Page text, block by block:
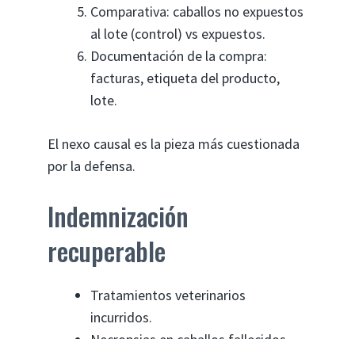
Comparativa: caballos no expuestos
al lote (control) vs expuestos.
Documentación de la compra:
facturas, etiqueta del producto,
lote.
El nexo causal es la pieza más cuestionada
por la defensa.
Indemnización
recuperable
Tratamientos veterinarios
incurridos.